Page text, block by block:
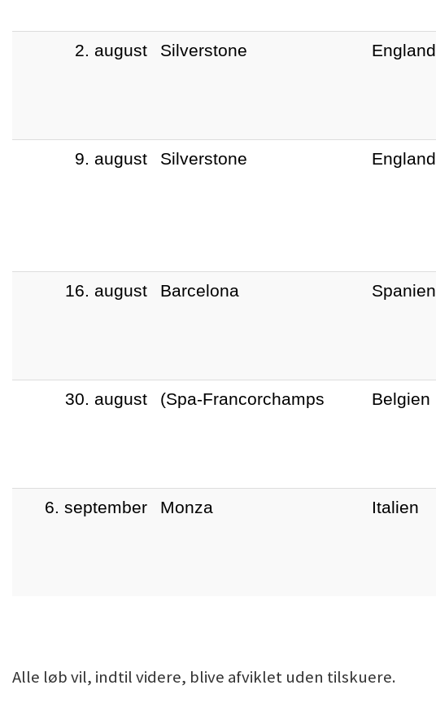
2. august
Silverstone England
9. august
Silverstone England
16. august
Barcelona Spanien
30. august
(Spa-Francorchamps Belgien
6. september
Monza Italien
Alle løb vil, indtil videre, blive afviklet uden tilskuere.